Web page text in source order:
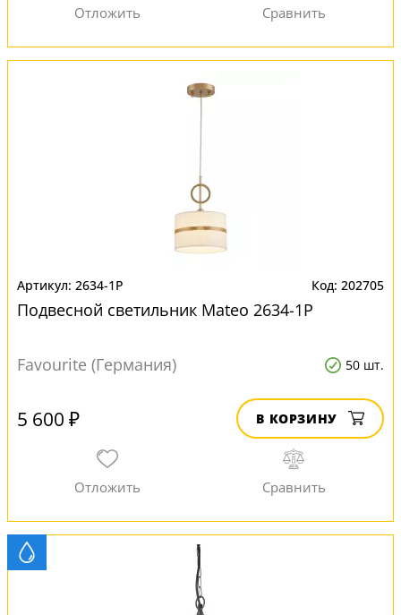
2634-1P 202705
Подвесной светильник Mateo 2634-1P
Favourite (Германия) 50 шт.
5 600 ₽ В КОРЗИНУ